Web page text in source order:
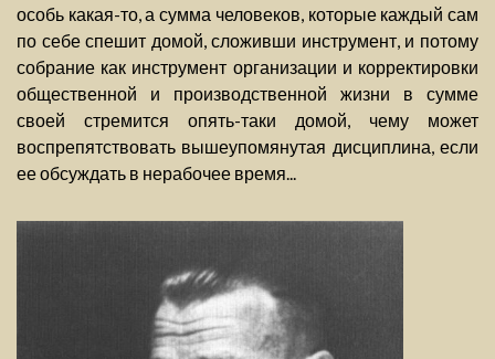
особь какая-то, а сумма человеков, которые каждый сам
по себе спешит домой, сложивши инструмент, и потому
собрание как инструмент организации и корректировки
общественной и производственной жизни в сумме
своей стремится опять-таки домой, чему может
воспрепятствовать вышеупомянутая дисциплина, если
ее обсуждать в нерабочее время...